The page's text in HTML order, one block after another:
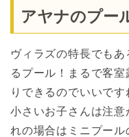
アヤナのプー
ヴィラズの特長でも
るプール！まるで客
りできるのでいいです
小さいお子さんは注
れの場合はミニプー